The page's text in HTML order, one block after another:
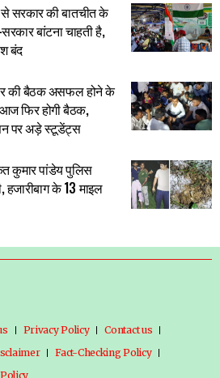
से सरकार की बातचीत के
बांटना चाहती है,
बंद
की बैठक असफल होने के
फिर होगी बैठक,
पर अड़े स्टूडेंट्स
कुमार पांडेय पुलिस
के 13 माइल
Privacy Policy
Contact us
Fact-Checking Policy